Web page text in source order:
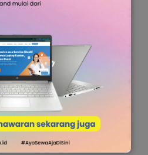
ThinkShield dari Lenovo
tambahan dari
siber.
di
Cuaca
Gen 12 dirancang untuk